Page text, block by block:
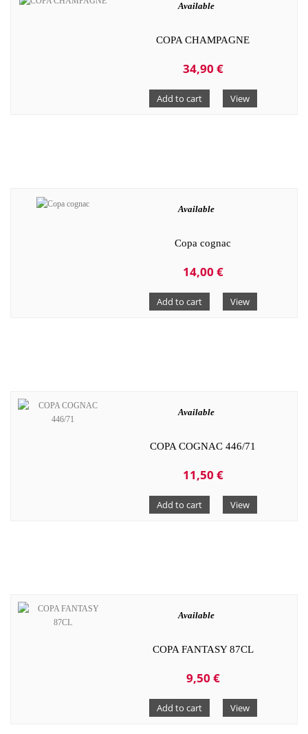
Available
COPA CHAMPAGNE
34,90 €
Add to cart View
Available
Copa cognac
14,00 €
Add to cart View
Available
COPA COGNAC 446/71
11,50 €
Add to cart View
Available
COPA FANTASY 87CL
9,50 €
Add to cart View